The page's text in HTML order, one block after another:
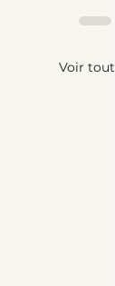
Voir tout